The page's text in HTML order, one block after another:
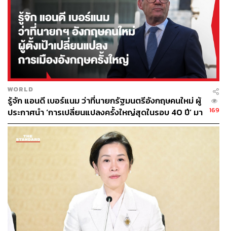
WORLD
รู้จัก แอนดี เบอร์แนม ว่าที่นายกรัฐมนตรีอังกฤษคนใหม่ ผู้
ประกาศนำ ‘การเปลี่ยนแปลงครั้งใหญ่สุดในรอบ 40 ปี’ มา
สู่การเมืองอังกฤษ
169